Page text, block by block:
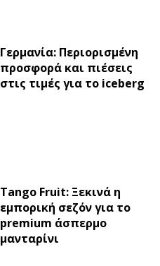
Γερμανία: Περιορισμένη
προσφορά και πιέσεις
στις τιμές για το iceberg
Tango Fruit: Ξεκινά η
εμπορική σεζόν για το
premium άσπερμο
μανταρίνι